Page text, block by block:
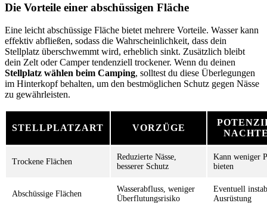
Die Vorteile einer abschüssigen Fläche
Eine leicht abschüssige Fläche bietet mehrere Vorteile. Wasser kann
effektiv abfließen, sodass die Wahrscheinlichkeit, dass dein
Stellplatz überschwemmt wird, erheblich sinkt. Zusätzlich bleibt
dein Zelt oder Camper tendenziell trockener. Wenn du deinen
Stellplatz wählen beim Camping, solltest du diese Überlegungen
im Hinterkopf behalten, um den bestmöglichen Schutz gegen Nässe
zu gewährleisten.
STELLPLATZART VORZÜGE
Trockene Flächen
Reduzierte Nässe,
besserer Schutz
Kann weniger
bieten
Abschüssige Flächen
Wasserabfluss, weniger
Überflutungsrisiko
Eventuell
Ausrüstung